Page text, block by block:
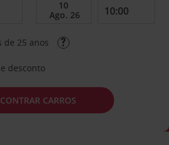
de 25 anos
desconto
CARROS